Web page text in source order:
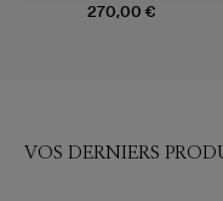
270,00 €
VOS DERNIERS